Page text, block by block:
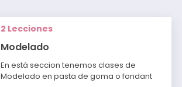
2 Lecciones
Modelado
En está seccion tenemos clases de
Modelado en pasta de goma o fondant